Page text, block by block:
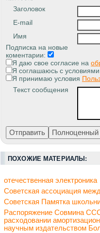
Заголовок
E-mail
Имя
Подписка на новые
коментарии:
Я даю свое согласие на
Я соглашаюсь с условиями
Я принимаю условия
Текст сообщения
ПОХОЖИЕ МАТЕРИАЛЫ:
отечественная электроника
Советская ассоциация
Советская Памятка
Распоряжение Совмина
расходовании
научным издательством